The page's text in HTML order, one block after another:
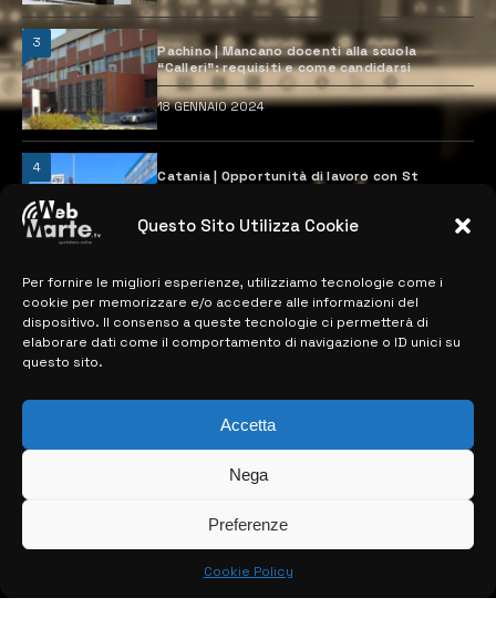
Questo Sito Utilizza Cookie
Per fornire le migliori esperienze, utilizziamo tecnologie come i
cookie per memorizzare e/o accedere alle informazioni del
dispositivo. Il consenso a queste tecnologie ci permetterà di
elaborare dati come il comportamento di navigazione o ID unici su
questo sito.
Accetta
Nega
Preferenze
Cookie Policy
3
Pachino | Mancano docenti alla scuola
“Calleri”: requisiti e come candidarsi
18 GENNAIO 2024
4
Catania | Opportunità di lavoro con St
28 MARZO 2024
MAPPA DEL SITO
> NOTIZIE
> CONTATTI